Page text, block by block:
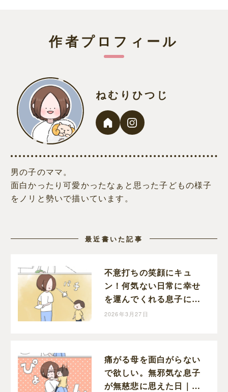
作者プロフィール
ねむりひつじ
男の子のママ。
面白かったり可愛かったなぁと思った子どもの様子
をノリと勢いで描いています。
最近書いた記事
不意打ちの笑顔にキュ
ン！何気ない日常に幸せ
を運んでくれる息子に感
謝｜ねむりひつじの子育
2026年3月27日
痛がる母を面白がらない
で欲しい。無邪気な息子
が無慈悲に思えた日｜ね